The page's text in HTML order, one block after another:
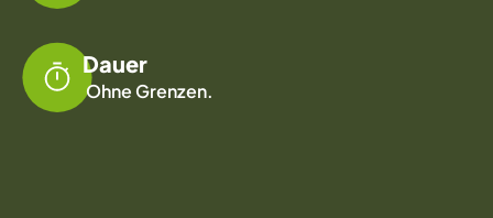
Dauer
Ohne Grenzen.